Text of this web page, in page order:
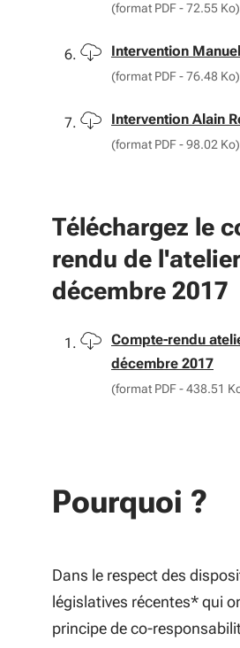
(format PDF - 72.55 Ko)
Télécharger
Intervention
(format PDF - 76.48 Ko)
Télécharger
Intervention Alain
(format PDF - 98.02 Ko)
Téléchargez le
rendu de
décembre 2017
Télécharger
Compte-rendu
décembre 2017
(format PDF - 438.51
Pourquoi ?
Dans le respect des
législatives récentes* qui
principe de co-